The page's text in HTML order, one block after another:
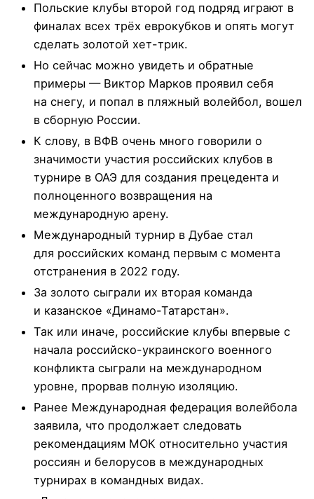
Польские клубы второй год подряд играют в
финалах всех трёх еврокубков и опять могут
сделать золотой хет-трик.
Но сейчас можно увидеть и обратные
примеры — Виктор Марков проявил себя
на снегу, и попал в пляжный волейбол, вошел
в сборную России.
К слову, в ВФВ очень много говорили о
значимости участия российских клубов в
турнире в ОАЭ для создания прецедента и
полноценного возвращения на
международную арену.
Международный турнир в Дубае стал
для российских команд первым с момента
отстранения в 2022 году.
За золото сыграли их вторая команда
и казанское «Динамо-Татарстан».
Так или иначе, российские клубы впервые с
начала российско-украинского военного
конфликта сыграли на международном
уровне, прорвав полную изоляцию.
Ранее Международная федерация волейбола
заявила, что продолжает следовать
рекомендациям МОК относительно участия
россиян и белорусов в международных
турнирах в командных видах.